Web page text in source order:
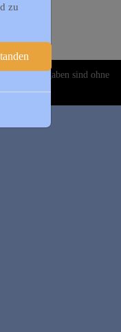
V. Alle Angaben sind ohne
zu